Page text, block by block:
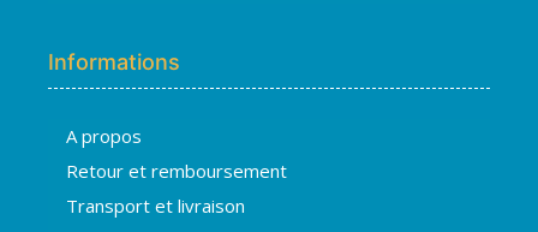
Informations
A propos
Retour et remboursement
Transport et livraison
En ligne · répond en quelques secondes